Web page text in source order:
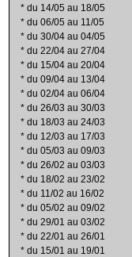
* du 14/05 au 18/05
* du 06/05 au 11/05
* du 30/04 au 04/05
* du 22/04 au 27/04
* du 15/04 au 20/04
* du 09/04 au 13/04
* du 02/04 au 06/04
* du 26/03 au 30/03
* du 18/03 au 24/03
* du 12/03 au 17/03
* du 05/03 au 09/03
* du 26/02 au 03/03
* du 18/02 au 23/02
* du 11/02 au 16/02
* du 05/02 au 09/02
* du 29/01 au 03/02
* du 22/01 au 26/01
* du 15/01 au 19/01